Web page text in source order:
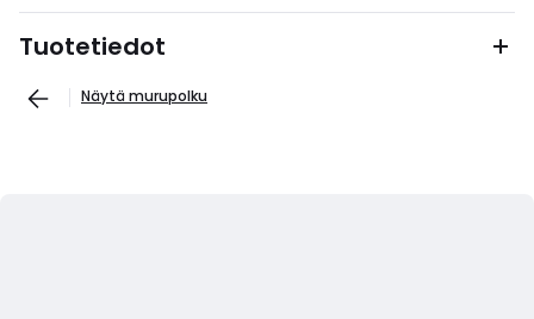
Tuotetiedot
Näytä murupolku